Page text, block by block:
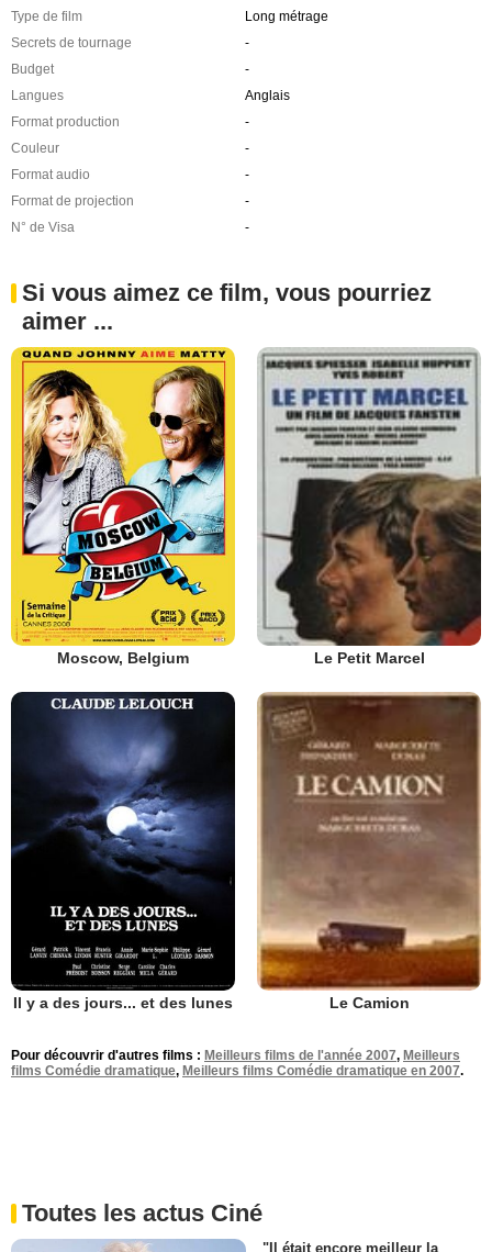
Type de film
Long métrage
Secrets de tournage
-
Budget
-
Langues
Anglais
Format production
-
Couleur
-
Format audio
-
Format de projection
-
N° de Visa
-
Si vous aimez ce film, vous pourriez
aimer ...
Moscow, Belgium Le Petit Marcel
Il y a des jours... et des lunes Le Camion
Pour découvrir d'autres films : Meilleurs films de l'année 2007, Meilleurs
films Comédie dramatique, Meilleurs films Comédie dramatique en 2007.
Toutes les actus Ciné
"Il était encore meilleur la